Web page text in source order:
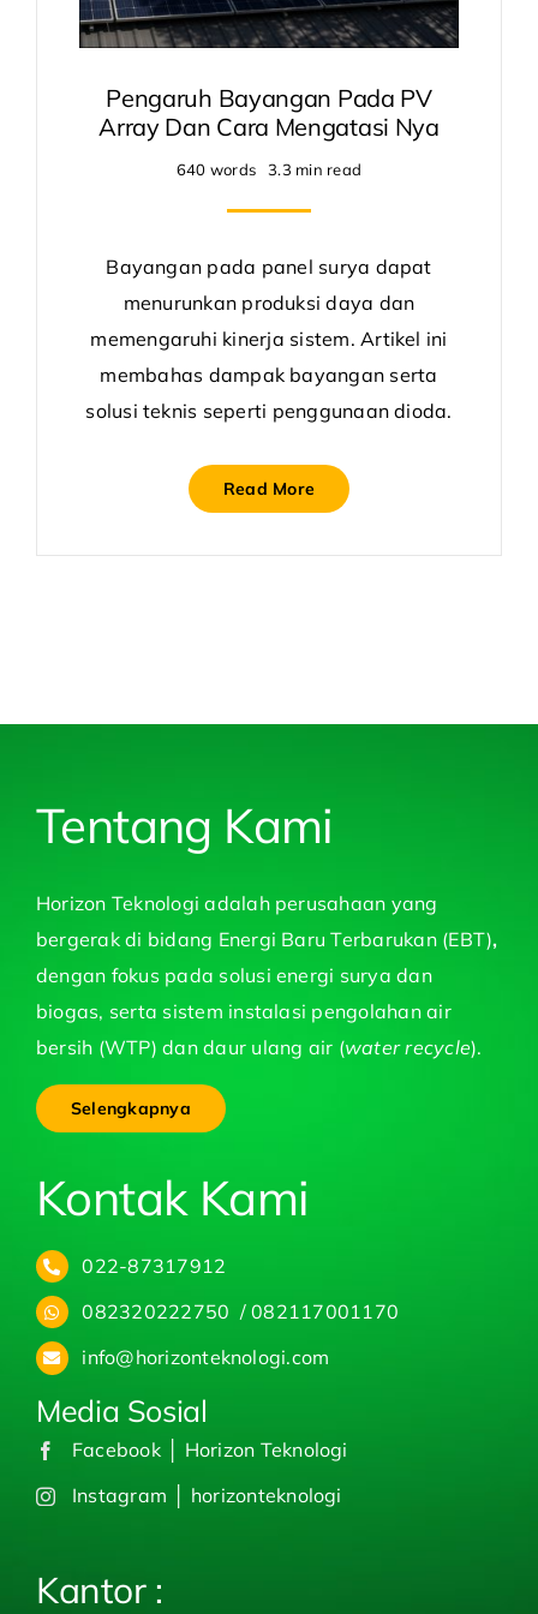
Pengaruh Bayangan Pada PV
Array Dan Cara Mengatasi Nya
640 words 3.3 min read
Bayangan pada panel surya dapat
menurunkan produksi daya dan
memengaruhi kinerja sistem. Artikel ini
membahas dampak bayangan serta
solusi teknis seperti penggunaan dioda.
Read More
Tentang Kami
Horizon Teknologi adalah perusahaan yang
bergerak di bidang Energi Baru Terbarukan (EBT),
dengan fokus pada solusi energi surya dan
biogas, serta sistem instalasi pengolahan air
bersih (WTP) dan daur ulang air (water recycle).
Selengkapnya
Kontak Kami
022-87317912
082320222750 / 082117001170
info@horizonteknologi.com
Media Sosial
Facebook │ Horizon Teknologi
Instagram │ horizonteknologi
Kantor :